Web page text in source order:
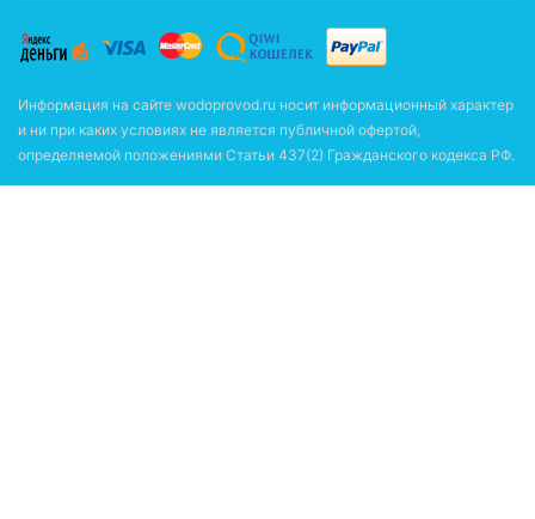
Информация на сайте wodoprovod.ru носит информационный характер
и ни при каких условиях не является публичной офертой,
определяемой положениями Статьи 437(2) Гражданского кодекса РФ.